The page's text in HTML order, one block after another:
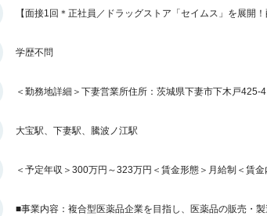
【面接1回＊正社員／ドラッグストア「セイムス」を展
学歴不問
＜勤務地詳細＞下妻営業所住所：茨城県下妻市下木戸
大宝駅、下妻駅、騰波ノ江駅
＜予定年収＞300万円～323万円＜賃金形態＞月給制＜賃
■事業内容：複合型医薬品企業を目指し、医薬品の販売・